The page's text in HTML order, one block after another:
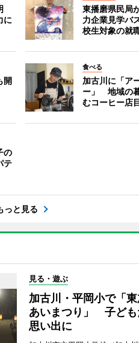
に
東播磨県民局
力企業見学
校生対象の就
開
食べる
加古川に「ア
ー」 地域の
むコーヒー店
の
テ
っと見る
見る・遊ぶ
加古川・平岡小で「
あいまつり」 子ども
思い出に